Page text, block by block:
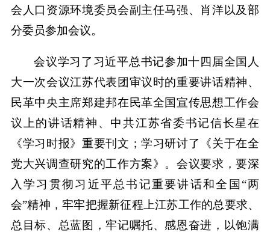
会人口资源环境委员会副主任马强、肖洋以及部
分委员参加会议。
会议学习了习近平总书记参加十四届全国人
大一次会议江苏代表团审议时的重要讲话精神、
民革中央主席郑建邦在民革全国宣传思想工作会
议上的讲话精神、中共江苏省委书记信长星在
《学习时报》重要刊文；学习研讨了《关于在全
党大兴调查研究的工作方案》。会议要求，要深
入学习贯彻习近平总书记重要讲话和全国“两
会”精神，牢牢把握新征程上江苏工作的总要求、
总目标、总蓝图，牢记嘱托、感恩奋进，以饱满